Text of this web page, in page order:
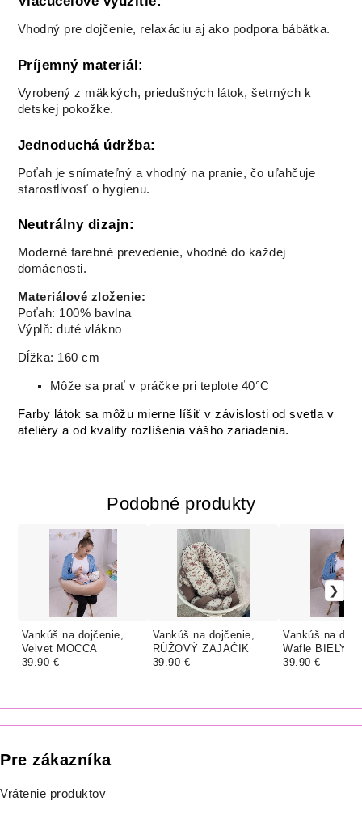
Vhodný pre dojčenie, relaxáciu aj ako podpora bábätka.
Príjemný materiál:
Vyrobený z mäkkých, priedušných látok, šetrných k
detskej pokožke.
Jednoduchá údržba:
Poťah je snímateľný a vhodný na pranie, čo uľahčuje
starostlivosť o hygienu.
Neutrálny dizajn:
Moderné farebné prevedenie, vhodné do každej
domácnosti.
Materiálové zloženie:
Poťah: 100% bavlna
Výplň: duté vlákno
Dĺžka: 160 cm
Môže sa prať v práčke pri teplote 40°C
Farby látok sa môžu mierne líšiť v závislosti od svetla v
ateliéry a od kvality rozlíšenia vášho zariadenia.
Podobné produkty
Vankúš na dojčenie,
Velvet MOCCA
39.90 €
Vankúš na dojčenie,
RÚŽOVÝ ZAJAČIK
39.90 €
Vankúš na
Wafle BIELY
39.90 €
Pre zákazníka
Vrátenie produktov